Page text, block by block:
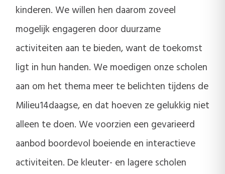
kinderen. We willen hen daarom zoveel
mogelijk engageren door duurzame
activiteiten aan te bieden, want de toekomst
ligt in hun handen. We moedigen onze scholen
aan om het thema meer te belichten tijdens de
Milieu14daagse, en dat hoeven ze gelukkig niet
alleen te doen. We voorzien een gevarieerd
aanbod boordevol boeiende en interactieve
activiteiten. De kleuter- en lagere scholen